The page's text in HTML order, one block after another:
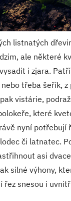
listnatých
ale některé
i zjara.
třeba šeřík, z
vistárie,
které
nyní potřebují
či latnatec.
asi
silné výhony,
řez snesou i